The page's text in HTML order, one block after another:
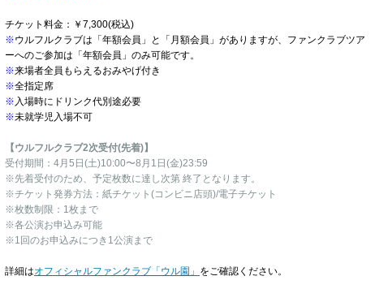
チケット料金：￥7,300(税込)
※ウルフルクラブは「年額会員」と「月額会員」がありますが、ファンクラブツア
ーへのご参加は「年額会員」のみ可能です。
※来場者全員もらえるおみやげ付き
※全指定席
※ 入場時にドリンク代別途必要
※未就学児入場不可
【ウルフルクラブ2次受付(先着)】
受付期間：4月5日(土)10:00〜8月1日(金)23:59
※先着受付のため、予定枚数に達し次第 終了となります。
※チケット発券方法：紙チケット(コンビニ店頭)/電子チケット
※枚数制限：1枚まで
※各公演お申込み可能
※1回のお申込みにつき1公演まで
詳細はオフィシャルファンクラブ「ウル園」 をご確認ください。